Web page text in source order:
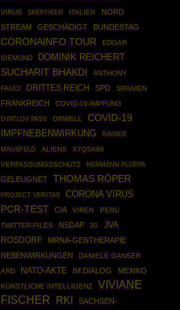
VIRUS SKEPTIKER ITALIEN
NORD
STREAM
GESCHÄDIGT BUNDESTAG
CORONAINFO TOUR
EDGAR
SIEMUND
DOMINIK REICHERT
SUCHARIT BHAKDI
ANTHONY
FAUCI
DRITTES REICH SPD SPANIEN
FRANKREICH COVID-19-IMPFUNG
DYATLOV PASS ORWELL COVID-19
IMPFNEBENWIRKUNG
RAINER
MAUSFELD
ALIENS
X7Q5A96
VERFASSUNGSSCHUTZ
HERMANN PLOPPA
GELEUGNET THOMAS RÖPER
PROJECT VERITAS
CORONA VIRUS
PCR-TEST
CIA VIREN
PERU
TWITTER-FILES
NSDAP 3G
JVA
ROSDORF
MRNA-GENTHERAPIE
NEBENWIRKUNGEN
DANIELE GANSER
ARD
NATO-AKTE IM DIALOG MEXIKO
KÜNSTLICHE INTELLIGENZ
VIVIANE
FISCHER
RKI
SACHSEN-